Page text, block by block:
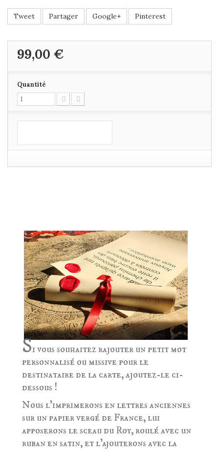
Tweet Partager Google+ Pinterest
99,00 €
Quantité
Si vous souhaitez rajouter un petit mot
personnalisé ou missive pour le
destinataire de la carte, ajoutez-le ci-
dessous !
Nous l'imprimerons en lettres anciennes
sur un papier vergé de France, lui
apposerons le sceau du Roy, roulé avec un
ruban en satin, et l'ajouterons avec la